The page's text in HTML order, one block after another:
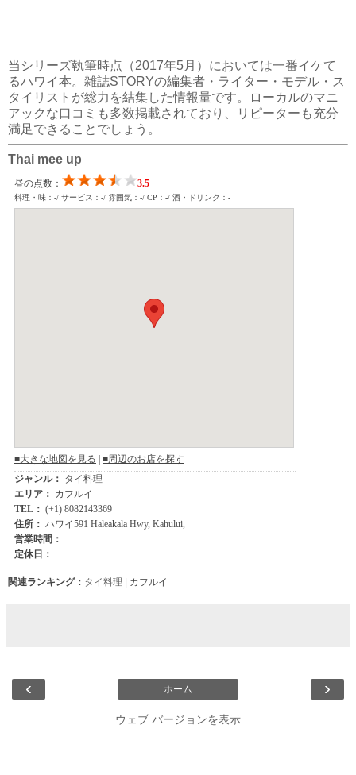
当シリーズ執筆時点（2017年5月）においては一番イケて
るハワイ本。雑誌STORYの編集者・ライター・モデル・ス
タイリストが総力を結集した情報量です。ローカルのマニ
アックな口コミも多数掲載されており、リピーターも充分
満足できることでしょう。
Thai mee up
関連ランキング： タイ料理 | カフルイ
‹ ›
ホーム
ウェブ バージョンを表示